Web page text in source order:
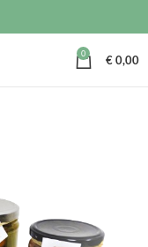
0 €0,00